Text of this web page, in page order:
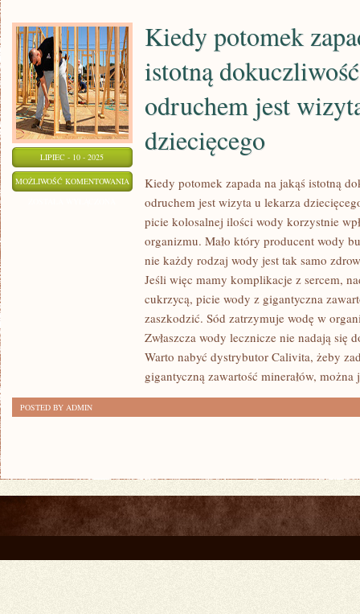
LIPIEC - 10 - 2025
MOŻLIWOŚĆ KOMENTOWANIA KIEDY
POTOMEK
ZAPADA
JAKĄŚ
ISTOTNĄ
DOKUCZLIWOŚĆ
NORMALNYM
ODRUCHEM
WIZYTACJA
Kiedy potomek
istotną
odruchem jest
dziecięcego
Kiedy potomek zapada na jakąś istotną
odruchem jest wizyta u lekarza
picie kolosalnej ilości wody korzystnie
organizmu. Mało który producent wody
nie każdy rodzaj wody jest tak samo
Jeśli więc mamy komplikacje z sercem,
cukrzycą, picie wody z gigantyczna
zaszkodzić. Sód zatrzymuje wodę w
Zwłaszcza wody lecznicze nie nadają się
Warto nabyć dystrybutor Calivita, żeby
gigantyczną zawartość minerałów, można
POSTED BY ADMIN